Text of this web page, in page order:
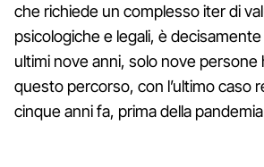
che richiede un complesso iter di
psicologiche e legali, è decisamente
ultimi nove anni, solo nove
questo percorso, con l’ultimo caso
cinque anni fa, prima della